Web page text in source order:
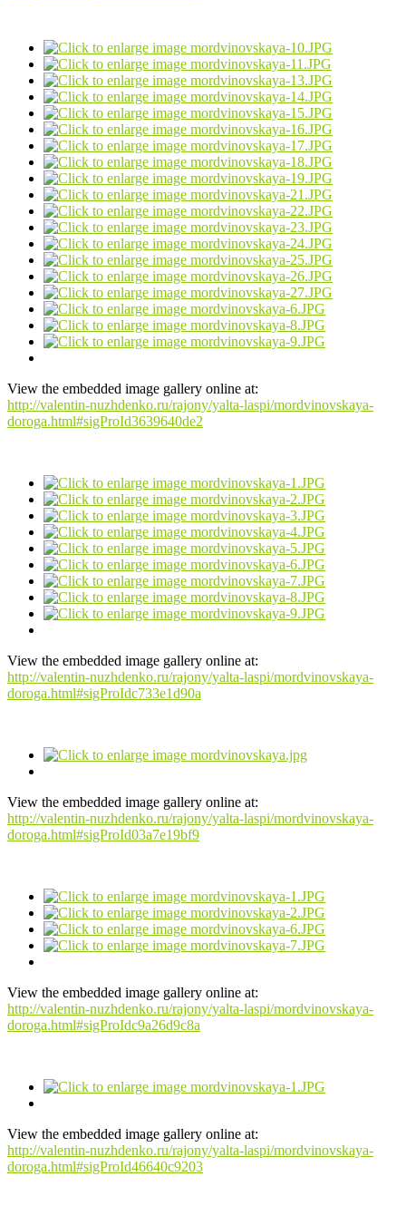
View the embedded image gallery online at:
http://valentin-nuzhdenko.ru/rajony/yalta-laspi/mordvinovskaya-
doroga.html#sigProId3639640de2
View the embedded image gallery online at:
http://valentin-nuzhdenko.ru/rajony/yalta-laspi/mordvinovskaya-
doroga.html#sigProIdc733e1d90a
View the embedded image gallery online at:
http://valentin-nuzhdenko.ru/rajony/yalta-laspi/mordvinovskaya-
doroga.html#sigProId03a7e19bf9
View the embedded image gallery online at:
http://valentin-nuzhdenko.ru/rajony/yalta-laspi/mordvinovskaya-
doroga.html#sigProIdc9a26d9c8a
View the embedded image gallery online at:
http://valentin-nuzhdenko.ru/rajony/yalta-laspi/mordvinovskaya-
doroga.html#sigProId46640c9203